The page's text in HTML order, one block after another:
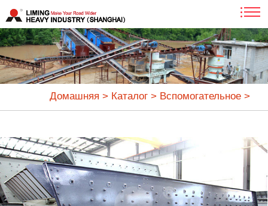
Домашняя > Каталог > Вспомогательное >